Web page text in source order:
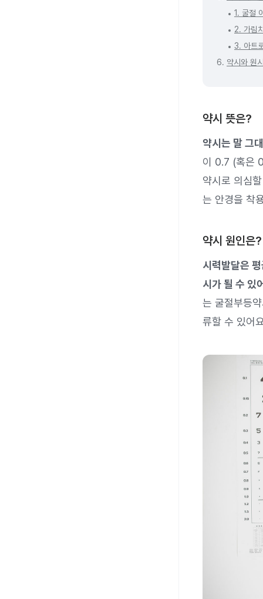
1. 굴절
2. 가림
3. 아트
6. 약시와 원
약시 뜻은?
약시는 말 그
이 0.7 (혹은
약시로 의심
는 안경을 착
약시 원인은?
시력발달은
시가 될 수 있
는 굴절부등
류할 수 있어